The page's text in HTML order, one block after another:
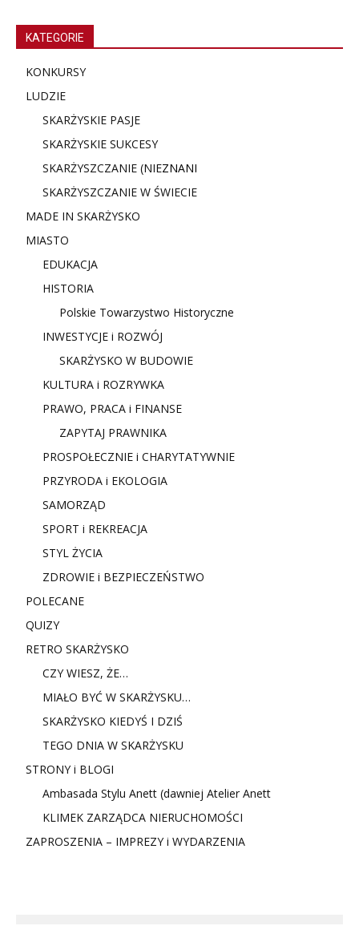
KATEGORIE
KONKURSY
LUDZIE
SKARŻYSKIE PASJE
SKARŻYSKIE SUKCESY
SKARŻYSZCZANIE (NIEZNANI
SKARŻYSZCZANIE W ŚWIECIE
MADE IN SKARŻYSKO
MIASTO
EDUKACJA
HISTORIA
Polskie Towarzystwo Historyczne
INWESTYCJE i ROZWÓJ
SKARŻYSKO W BUDOWIE
KULTURA i ROZRYWKA
PRAWO, PRACA i FINANSE
ZAPYTAJ PRAWNIKA
PROSPOŁECZNIE i CHARYTATYWNIE
PRZYRODA i EKOLOGIA
SAMORZĄD
SPORT i REKREACJA
STYL ŻYCIA
ZDROWIE i BEZPIECZEŃSTWO
POLECANE
QUIZY
RETRO SKARŻYSKO
CZY WIESZ, ŻE…
MIAŁO BYĆ W SKARŻYSKU…
SKARŻYSKO KIEDYŚ I DZIŚ
TEGO DNIA W SKARŻYSKU
STRONY i BLOGI
Ambasada Stylu Anett (dawniej Atelier Anett
KLIMEK ZARZĄDCA NIERUCHOMOŚCI
ZAPROSZENIA – IMPREZY i WYDARZENIA